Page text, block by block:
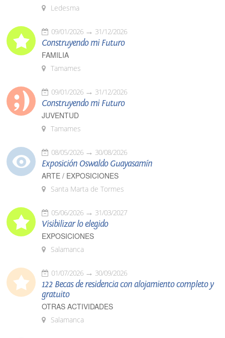
Ledesma
09/01/2026 31/12/2026
Construyendo mi Futuro
FAMILIA
Tamames
09/01/2026 31/12/2026
Construyendo mi Futuro
JUVENTUD
Tamames
08/05/2026 30/08/2026
Exposición Oswaldo Guayasamín
ARTE / EXPOSICIONES
Santa Marta de Tormes
05/06/2026 31/03/2027
Visibilizar lo elegido
EXPOSICIONES
Salamanca
01/07/2026 30/09/2026
122 Becas de residencia con alojamiento completo y
gratuito
OTRAS ACTIVIDADES
Salamanca